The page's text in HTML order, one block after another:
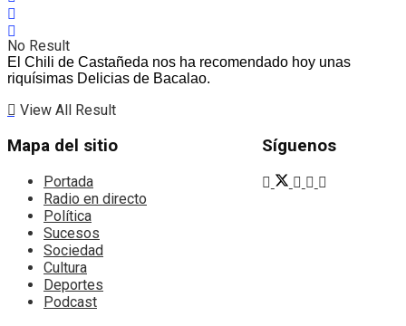
No Result
View All Result
El Chili de Castañeda nos ha recomendado hoy unas
riquísimas Delicias de Bacalao.
Mapa del sitio
Portada
Radio en directo
Política
Sucesos
Sociedad
Cultura
Deportes
Podcast
Síguenos